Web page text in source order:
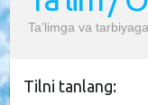
Ta’limga va
Tilni tanlang: